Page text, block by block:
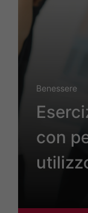
Benessere
con